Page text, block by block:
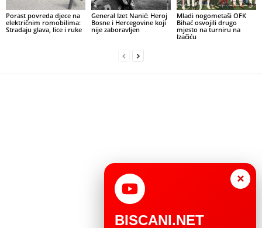
Porast povreda djece na
električnim romobilima:
Stradaju glava, lice i ruke
General Izet Nanić: Heroj
Bosne i Hercegovine koji
nije zaboravljen
Mladi nogometaši OFK
Bihać osvojili drugo
mjesto na turniru na
Izačiću
×
BISCANI.NET